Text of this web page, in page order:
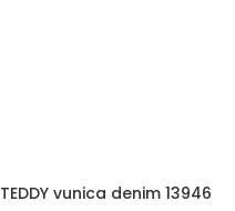
TEDDY vunica denim 13946